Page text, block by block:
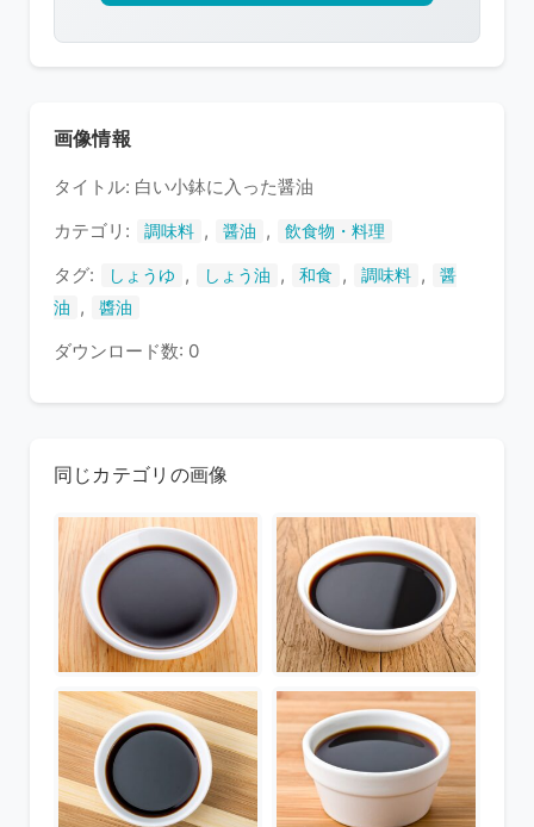
護
い
画像情報
タイトル: 白い小鉢に入った醤油
カテゴリ:
調味料 , 醤油 , 飲食物・料理
タグ: しょうゆ , しょう油 , 和食 , 調味料 ,
醤
油
, 醬油
ダウンロード数: 0
同じカテゴリの画像